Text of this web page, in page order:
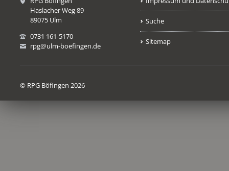
Haslacher Weg 89
89075 Ulm
0731 161-5170
rpg@ulm-boefingen.de
Suche
Sitemap
© RPG Böfingen 2026